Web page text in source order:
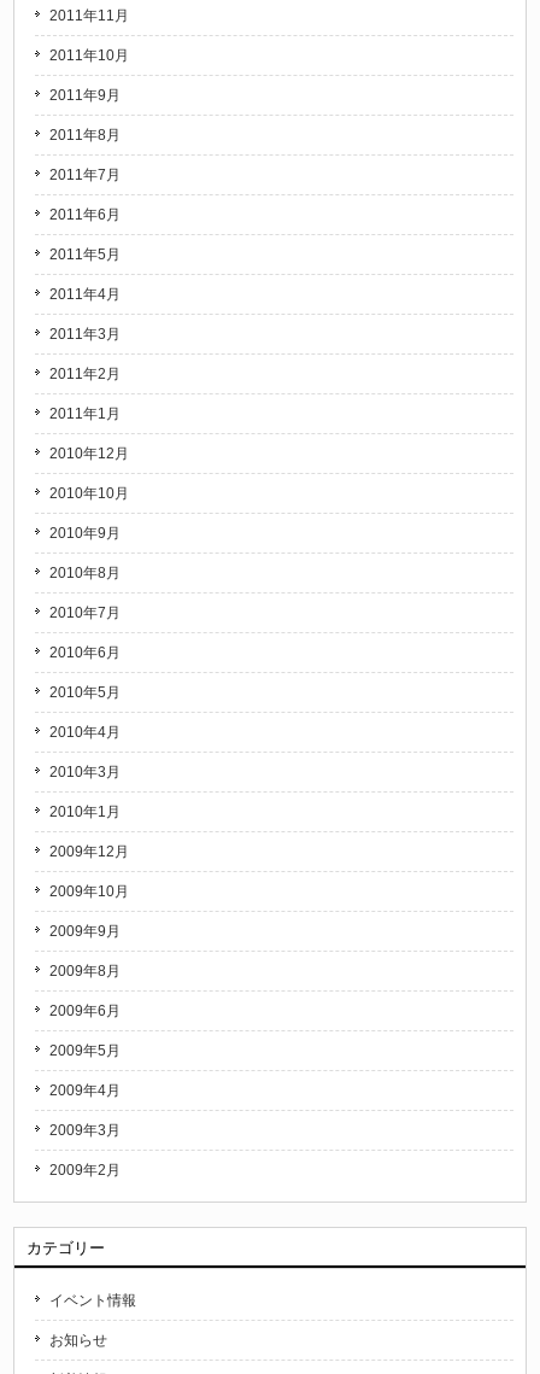
2011年11月
2011年10月
2011年9月
2011年8月
2011年7月
2011年6月
2011年5月
2011年4月
2011年3月
2011年2月
2011年1月
2010年12月
2010年10月
2010年9月
2010年8月
2010年7月
2010年6月
2010年5月
2010年4月
2010年3月
2010年1月
2009年12月
2009年10月
2009年9月
2009年8月
2009年6月
2009年5月
2009年4月
2009年3月
2009年2月
カテゴリー
イベント情報
お知らせ